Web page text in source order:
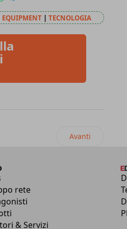
EQUIPMENT | TECNOLOGIA
Articolo
Avanti
rete
& Servizi